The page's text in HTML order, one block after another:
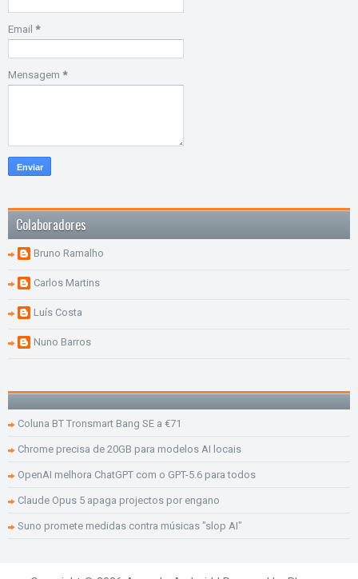
Email *
Mensagem *
Colaboradores
Bruno Ramalho
Carlos Martins
Luís Costa
Nuno Barros
Coluna BT Tronsmart Bang SE a €71
Chrome precisa de 20GB para modelos AI locais
OpenAI melhora ChatGPT com o GPT-5.6 para todos
Claude Opus 5 apaga projectos por engano
Suno promete medidas contra músicas "slop AI"